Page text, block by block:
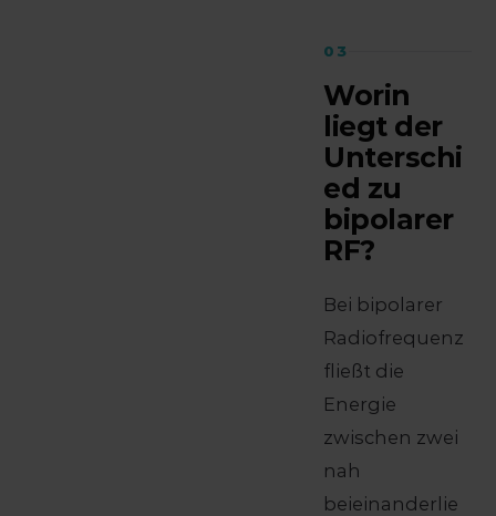
03
Worin
liegt der
Unterschi
ed zu
bipolarer
RF?
Bei bipolarer
Radiofrequenz
fließt die
Energie
zwischen zwei
nah
beieinanderlie